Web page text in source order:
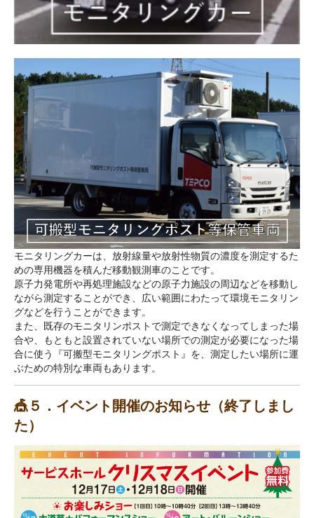
モニタリングカーは、放射線量や放射性物質の濃度を測定するた
めの専用機器を積んだ移動観測車のことです。
原子力発電所や再処理施設などの原子力施設の周辺などを移動し
ながら測定することができ、広い範囲にわたって環境モニタリン
グなどを行うことができます。
また、既存のモニタリンポストで測定できなくなってしまった場
合や、もともと設置されていない場所での測定が必要になった場
合に使う『可搬型モニタリングポスト』を、測定したい場所に運
ぶための特別な車両もあります。
🎪５．イベント開催のお知らせ （終了しまし
た）